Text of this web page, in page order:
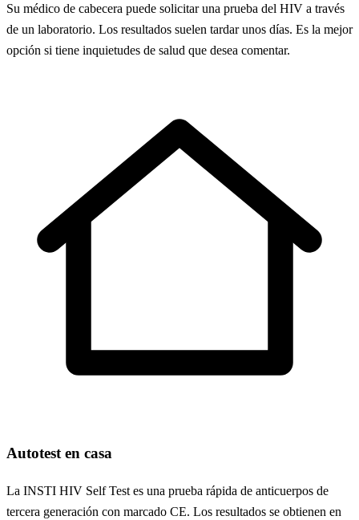
Su médico de cabecera puede solicitar una prueba del HIV a través
de un laboratorio. Los resultados suelen tardar unos días. Es la mejor
opción si tiene inquietudes de salud que desea comentar.
Autotest en casa
La INSTI HIV Self Test es una prueba rápida de anticuerpos de
tercera generación con marcado CE. Los resultados se obtienen en